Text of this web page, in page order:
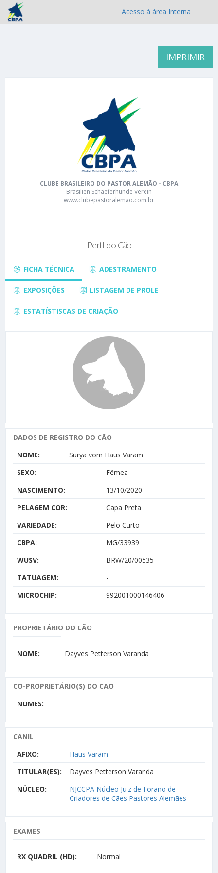
Acesso à área Interna
IMPRIMIR
CLUBE BRASILEIRO DO PASTOR ALEMÃO - CBPA
Brasilien Schaeferhunde Verein
www.clubepastoralemao.com.br
Perfil do Cão
FICHA TÉCNICA ADESTRAMENTO
EXPOSIÇÕES LISTAGEM DE PROLE
ESTATÍSTISCAS DE CRIAÇÃO
DADOS DE REGISTRO DO CÃO
NOME:
Surya vom Haus Varam
SEXO:
Fêmea
NASCIMENTO:
13/10/2020
PELAGEM COR:
Capa Preta
VARIEDADE:
Pelo Curto
CBPA:
MG/33939
WUSV:
BRW/20/00535
TATUAGEM:
-
MICROCHIP:
992001000146406
PROPRIETÁRIO DO CÃO
NOME: Dayves Petterson Varanda
CO-PROPRIETÁRIO(S) DO CÃO
NOMES:
CANIL
AFIXO:
Haus Varam
TITULAR(ES):
Dayves Petterson Varanda
NÚCLEO:
NJCCPA Núcleo Juiz de Forano de
Criadores de Cães Pastores Alemães
EXAMES
RX QUADRIL (HD): Normal